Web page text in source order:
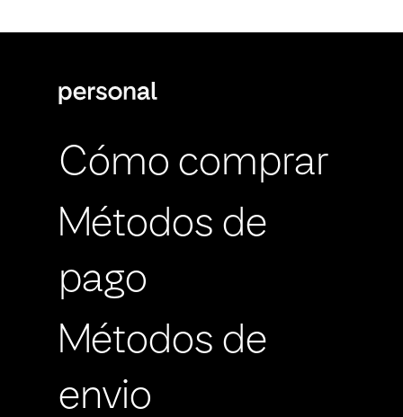
Cómo comprar
Métodos de
pago
Métodos de
envio